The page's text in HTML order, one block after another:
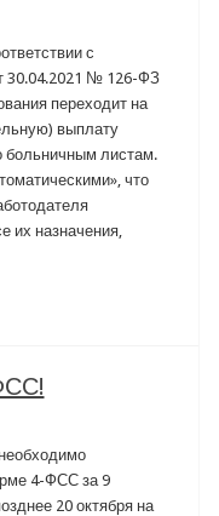
с
30.04.2021 № 126-ФЗ
переходит на
выплату
больничным листам.
что
их назначения,
4-ФСС за 9
20 октября на